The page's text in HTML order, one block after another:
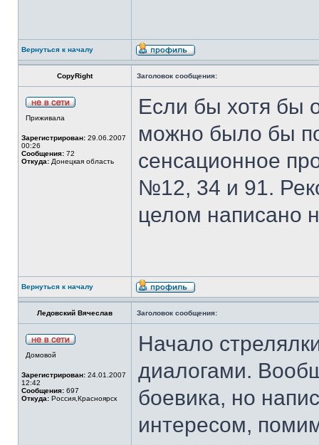
Вернуться к началу
CopyRight Заголовок сообщения:
Приживала
Зарегистрирован: 29.06.2007
00:26
Сообщения: 72
Откуда: Донецкая область
Если бы хотя бы
можно было бы
сенсационное
№12, 34 и 91.
целом написано
Вернуться к началу
Ледовский Вячеслав Заголовок сообщения:
Домовой
Зарегистрирован: 24.01.2007
12:42
Сообщения: 697
Откуда: Россия,Красноярск
Начало
диалогами.
боевика, но
интересом,